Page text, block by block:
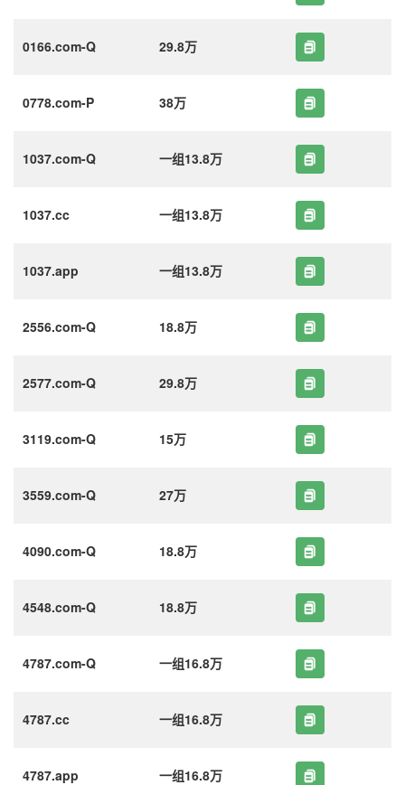
0166.com-Q 29.8万
0778.com-P 38万
1037.com-Q 一组13.8万
1037.cc 一组13.8万
1037.app 一组13.8万
2556.com-Q 18.8万
2577.com-Q 29.8万
3119.com-Q 15万
3559.com-Q 27万
4090.com-Q 18.8万
4548.com-Q 18.8万
4787.com-Q 一组16.8万
4787.cc 一组16.8万
4787.app 一组16.8万